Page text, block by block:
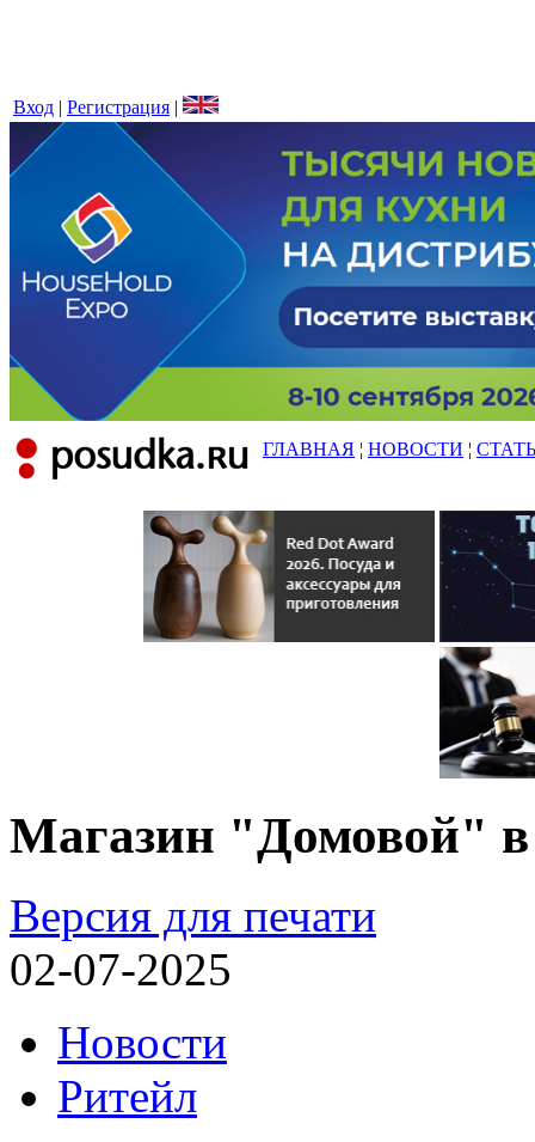
Вход | Регистрация |
ГЛАВНАЯ ¦ НОВОСТИ ¦
Магазин "Домовой" в
Версия для печати
02-07-2025
Новости
Ритейл